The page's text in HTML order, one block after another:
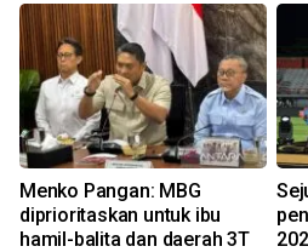
Menko Pangan: MBG
diprioritaskan untuk ibu
hamil-balita dan daerah 3T